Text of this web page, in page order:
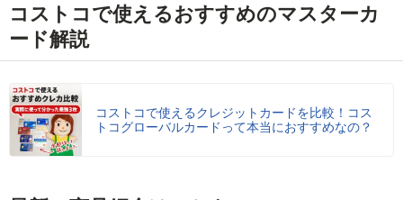
コストコで使えるおすすめのマスターカ
ード解説
コストコで使えるクレジットカードを比較！コス
トコグローバルカードって本当におすすめなの？